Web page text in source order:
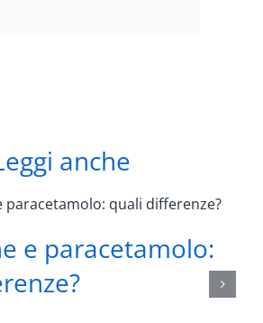
anche
e paracetamolo: